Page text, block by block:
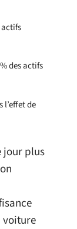
actifs
des actifs
l’effet de
jour plus
voiture